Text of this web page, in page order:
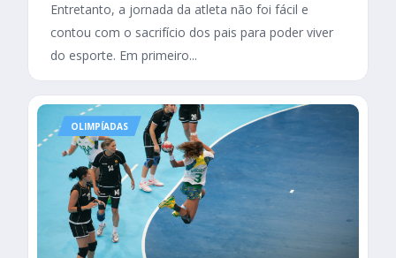
Entretanto, a jornada da atleta não foi fácil e
contou com o sacrifício dos pais para poder viver
do esporte. Em primeiro...
OLIMPÍADAS